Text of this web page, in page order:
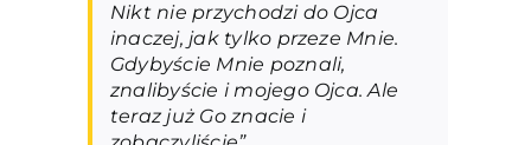
Nikt nie przychodzi do Ojca
inaczej, jak tylko przeze Mnie.
Gdybyście Mnie poznali,
znalibyście i mojego Ojca. Ale
teraz już Go znacie i